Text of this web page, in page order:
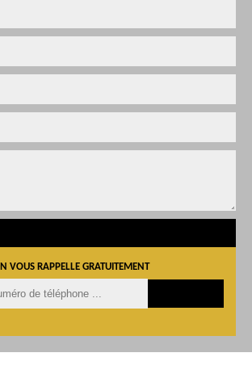
VOUS RAPPELLE GRATUITEMENT